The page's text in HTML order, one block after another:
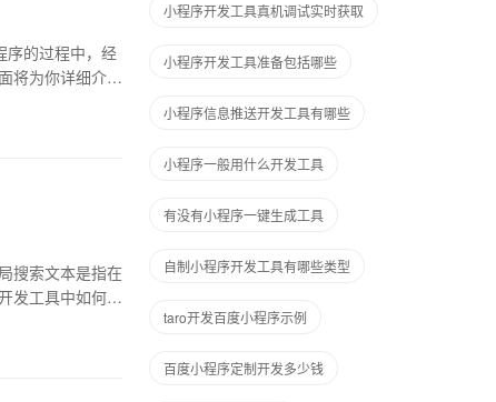
序的过程中，经
将为你详细介
搜索文本是指在
发工具中如何使
小程序开发工具真机调试实时获取
小程序开发工具准备包括哪些
小程序信息推送开发工具有哪些
小程序一般用什么开发工具
有没有小程序一键生成工具
自制小程序开发工具有哪些类型
taro开发百度小程序示例
百度小程序定制开发多少钱